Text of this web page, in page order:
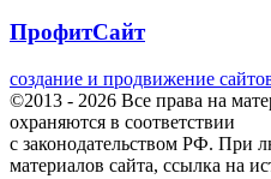
ПрофитСайт
создание и продвижение
©2013 - 2026 Все права на
охраняются в соответствии
с законодательством РФ. При
материалов сайта, ссылка на